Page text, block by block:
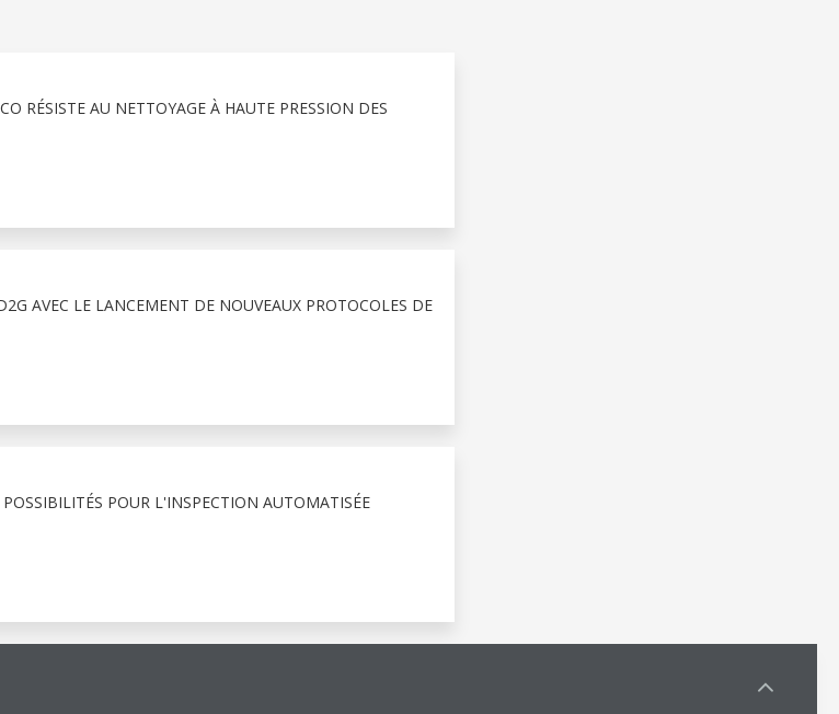
RÉSISTE AU NETTOYAGE À HAUTE PRESSION DES
AVEC LE LANCEMENT DE NOUVEAUX PROTOCOLES DE
POUR L'INSPECTION AUTOMATISÉE